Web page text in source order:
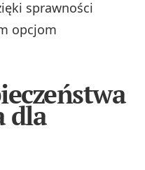
sprawności
opcjom
dla